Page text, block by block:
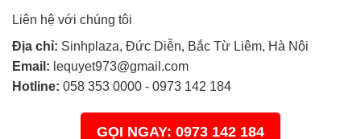
Liên hệ với chúng tôi
Địa chỉ: Sinhplaza, Đức Diễn, Bắc Từ Liêm, Hà Nội
Email: lequyet973@gmail.com
Hotline: 058 353 0000 - 0973 142 184
GỌI NGAY: 0973 142 184